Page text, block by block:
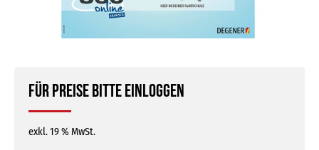
Für Preise bitte einloggen
exkl. 19 % MwSt.